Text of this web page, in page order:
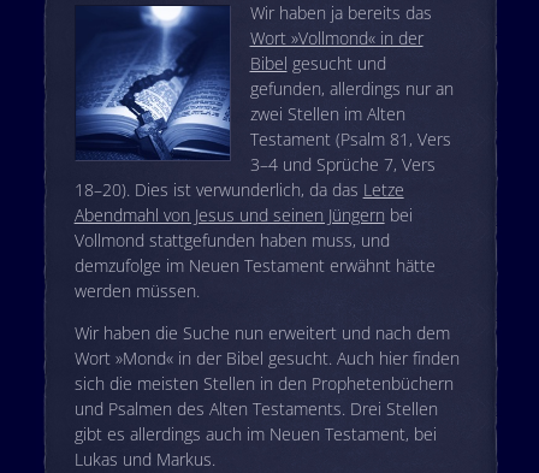
Wir haben ja bereits das
Wort »Vollmond« in der
Bibel gesucht und
gefunden, allerdings nur an
zwei Stellen im Alten
Testament (Psalm 81, Vers
3–4 und Sprüche 7, Vers
18–20). Dies ist verwunderlich, da das Letze
Abendmahl von Jesus und seinen Jüngern bei
Vollmond stattgefunden haben muss, und
demzufolge im Neuen Testament erwähnt hätte
werden müssen.
Wir haben die Suche nun erweitert und nach dem
Wort »Mond« in der Bibel gesucht. Auch hier finden
sich die meisten Stellen in den Prophetenbüchern
und Psalmen des Alten Testaments. Drei Stellen
gibt es allerdings auch im Neuen Testament, bei
Lukas und Markus.